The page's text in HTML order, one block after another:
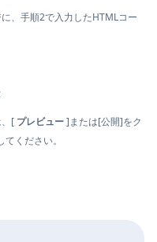
、手順2で入力したHTMLコー
[ プレビュー]または[公開]をク
ください。